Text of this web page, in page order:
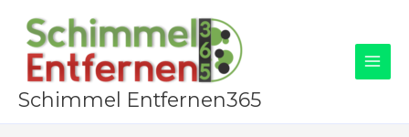
Inhalt
springen
Schimmel Entfernen365